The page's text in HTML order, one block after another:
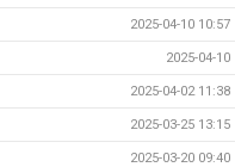
2025-04-10 10:57
2025-04-10
2025-04-02 11:38
2025-03-25 13:15
2025-03-20 09:40